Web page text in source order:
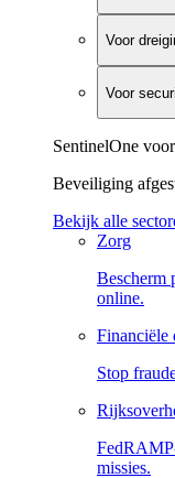
Voor
Voor
SentinelOne
Beveiliging
Bekijk alle
Zorg
Bescherm
online.
Financiële
Stop
missies.